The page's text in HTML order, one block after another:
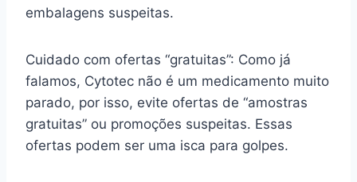
embalagens suspeitas.
Cuidado com ofertas “gratuitas”: Como já
falamos, Cytotec não é um medicamento muito
parado, por isso, evite ofertas de “amostras
gratuitas” ou promoções suspeitas. Essas
ofertas podem ser uma isca para golpes.